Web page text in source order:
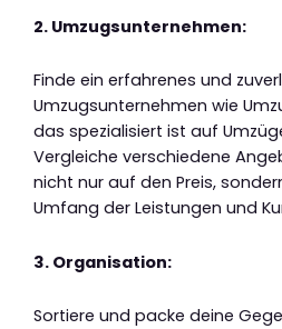
2. Umzugsunternehmen:
Finde ein erfahrenes und
Umzugsunternehmen wie
das spezialisiert ist auf
Vergleiche verschiedene
nicht nur auf den Preis,
Umfang der Leistungen und
3. Organisation:
Sortiere und packe deine